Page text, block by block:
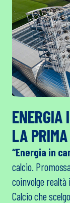
ENERGIA
LA
“Energia in
calcio.
coinvolge
Calcio che